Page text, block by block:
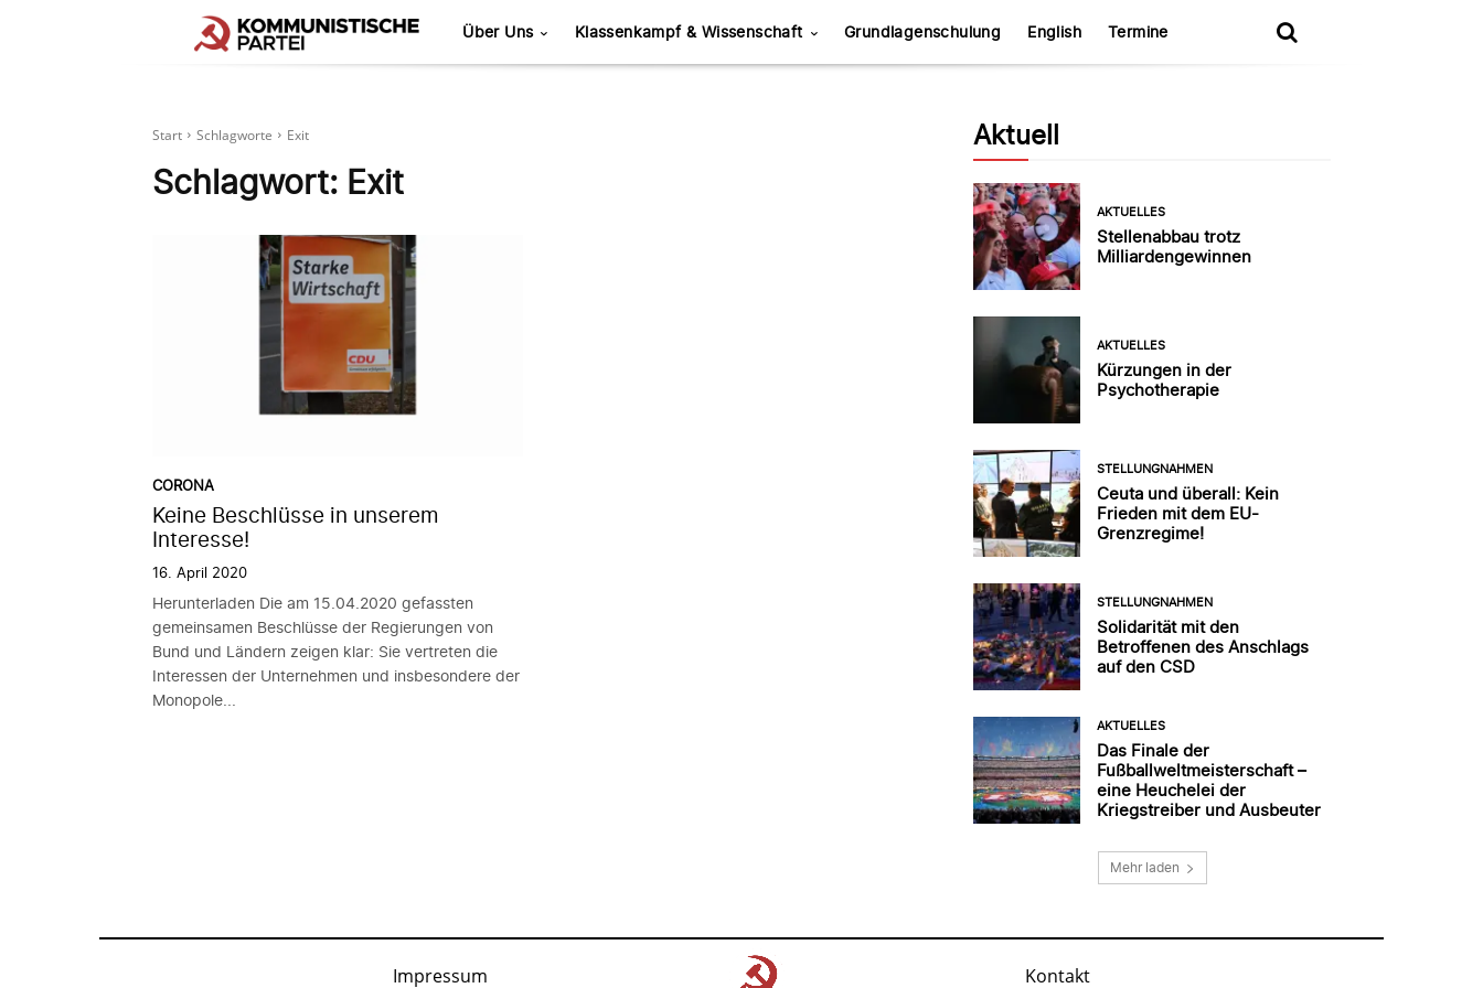
Über Uns Klassenkampf & Wissenschaft Grundlagenschulung English Termine
Start Schlagworte Exit
Schlagwort: Exit
CORONA
Keine Beschlüsse in unserem
Interesse!
16. April 2020
Herunterladen Die am 15.04.2020 gefassten
gemeinsamen Beschlüsse der Regierungen von
Bund und Ländern zeigen klar: Sie vertreten die
Interessen der Unternehmen und insbesondere der
Monopole...
Aktuell
AKTUELLES
Stellenabbau trotz
Milliardengewinnen
AKTUELLES
Kürzungen in der
Psychotherapie
STELLUNGNAHMEN
Ceuta und überall: Kein
Frieden mit dem EU-
Grenzregime!
STELLUNGNAHMEN
Solidarität mit den
Betroffenen des Anschlags
auf den CSD
AKTUELLES
Das Finale der
Fußballweltmeisterschaft –
eine Heuchelei der
Kriegstreiber und Ausbeuter
Mehr laden
Impressum Kontakt